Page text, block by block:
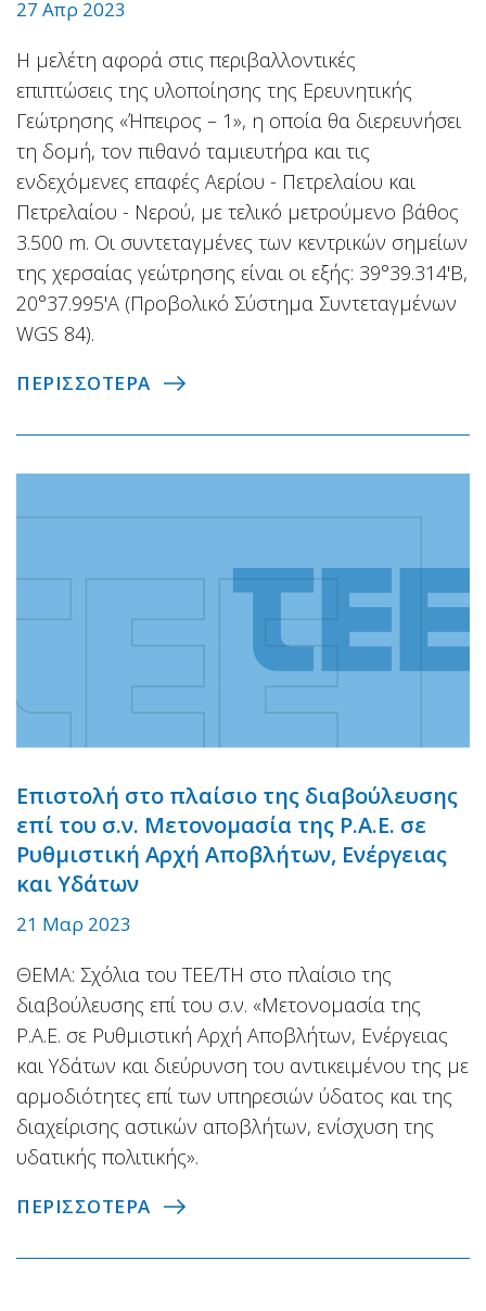
27 Απρ 2023
H μελέτη αφορά στις περιβαλλοντικές
επιπτώσεις της υλοποίησης της Ερευνητικής
Γεώτρησης «Ήπειρος – 1», η οποία θα διερευνήσει
τη δομή, τον πιθανό ταμιευτήρα και τις
ενδεχόμενες επαφές Αερίου - Πετρελαίου και
Πετρελαίου - Νερού, με τελικό μετρούμενο βάθος
3.500 m. Οι συντεταγμένες των κεντρικών σημείων
της χερσαίας γεώτρησης είναι οι εξής: 39°39.314'Β,
20°37.995'Α (Προβολικό Σύστημα Συντεταγμένων
WGS 84).
ΠΕΡΙΣΣΟΤΕΡΑ
Επιστολή στο πλαίσιο της διαβούλευσης
επί του σ.ν. Μετονομασία της Ρ.Α.Ε. σε
Ρυθμιστική Αρχή Αποβλήτων, Ενέργειας
και Υδάτων
21 Μαρ 2023
ΘΕΜΑ: Σχόλια του ΤΕΕ/ΤΗ στο πλαίσιο της
διαβούλευσης επί του σ.ν. «Μετονομασία της
Ρ.Α.Ε. σε Ρυθμιστική Αρχή Αποβλήτων, Ενέργειας
και Υδάτων και διεύρυνση του αντικειμένου της με
αρμοδιότητες επί των υπηρεσιών ύδατος και της
διαχείρισης αστικών αποβλήτων, ενίσχυση της
υδατικής πολιτικής».
ΠΕΡΙΣΣΟΤΕΡΑ